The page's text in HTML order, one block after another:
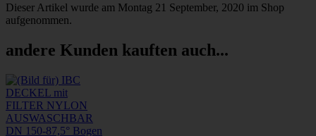
Dieser Artikel wurde am Montag 21 September, 2020 im Shop
aufgenommen.
andere Kunden kauften auch...